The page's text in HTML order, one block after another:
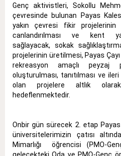
Genç aktivistleri, Sokollu
çevresinde bulunan Payas
yakın çevresi fikir
canlandırılması ve kent
sağlayacak, sokak
projelerinin üretilmesi, Payas
rekreasyon amaçlı peyzaj
oluşturulması, tanıtılması ve
olan projelere altlık
hedeflenmektedir.
Onbir gün sürecek 2. etap Payas
üniversitelerimizin çatısı
Mimarlığı öğrencisi (PMO-
gelecekteki Oda ve PMO-Genç